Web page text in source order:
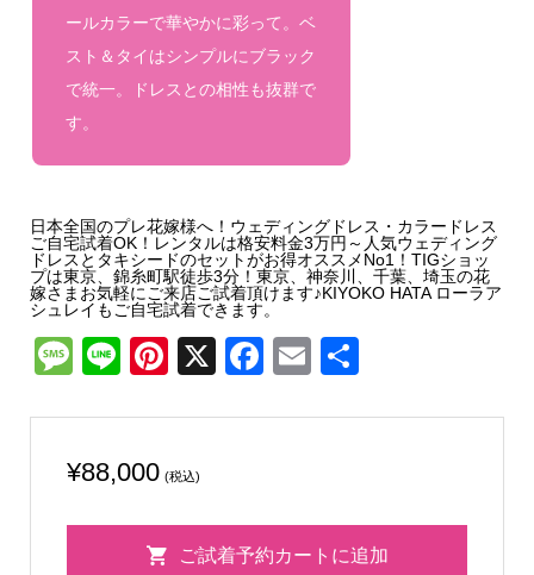
ールカラーで華やかに彩って。ベ
スト＆タイはシンプルにブラック
で統一。ドレスとの相性も抜群で
す。
日本全国のプレ花嫁様へ！ウェディングドレス・カラードレス
ご自宅試着OK！レンタルは格安料金3万円～人気ウェディング
ドレスとタキシードのセットがお得オススメNo1！TIGショッ
プは東京、錦糸町駅徒歩3分！東京、神奈川、千葉、埼玉の花
嫁さまお気軽にご来店ご試着頂けます♪KIYOKO HATA ローラア
シュレイもご自宅試着できます。
Message
LinePinterest
X Facebook
Email
¥88,000 (税込)
ご試着予約カートに追加